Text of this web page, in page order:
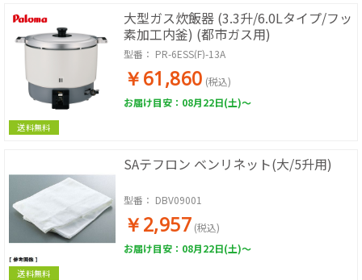
送料無料
大型ガス炊飯器 (3.3升/6.0Lタイプ/フッ
素加工内釜) (都市ガス用)
型番： PR-6ESS(F)-13A
￥61,860 (税込)
お届け目安：08月22日(土)～
送料無料
SAテフロン ベンリネット(大/5升用)
型番： DBV09001
￥2,957 (税込)
お届け目安：08月22日(土)～